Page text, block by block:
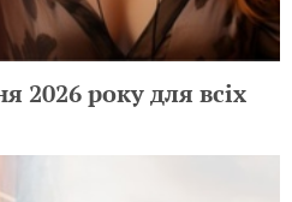
2026 року для всіх